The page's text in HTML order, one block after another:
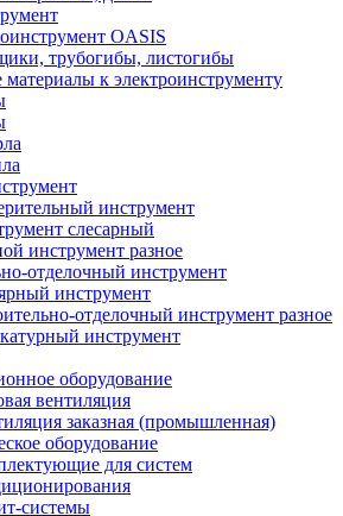
OASIS
трубогибы, листогибы
материалы к электроинструменту
инструмент
слесарный
инструмент разное
отделочный инструмент
инструмент
отделочный инструмент разное
инструмент
оборудование
вентиляция
заказная (промышленная)
оборудование
для систем
системы